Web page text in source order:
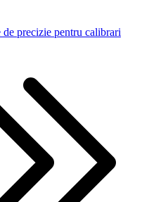
precizie pentru calibrari